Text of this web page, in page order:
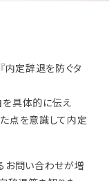
内定辞退を防ぐタ
具体的に伝え
点を意識して内定
お問い合わせが増